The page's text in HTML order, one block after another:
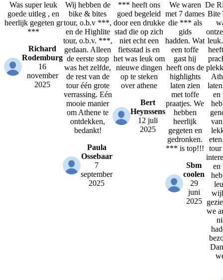
Was super leuk
goede uitleg , en
heerlijk gegeten gr
***
Richard
Rodemburg
16
november
2025
Wij hebben de
bike & bites
tour, o.b.v ***,
en de Highlite
tour, o.b.v. ***,
gedaan. Alleen
de eerste stop
was het zelfde,
de rest van de
tour één grote
verrassing. Eén
mooie manier
om Athene te
ontdekken,
bedankt!
Paula
Ossebaar
7
september
2025
*** heeft ons
goed begeleid
door een drukke
stad die op zich
niet echt een
fietsstad is en
het was leuk om
nieuwe dingen
op te steken
over athene
Bert
Heynssens
12 juli
2025
We waren
met 7 dames
die *** als
gids
hadden. Wat
een toffe
gast hij
heeft ons de
highlights
laten zien
met toffe
praatjes. We
hebben
heerlijk
gegeten en
gedronken.
*** is top!!!
Sbm
coolen
29
juni
2025
De
Bite
en
tour
en
we